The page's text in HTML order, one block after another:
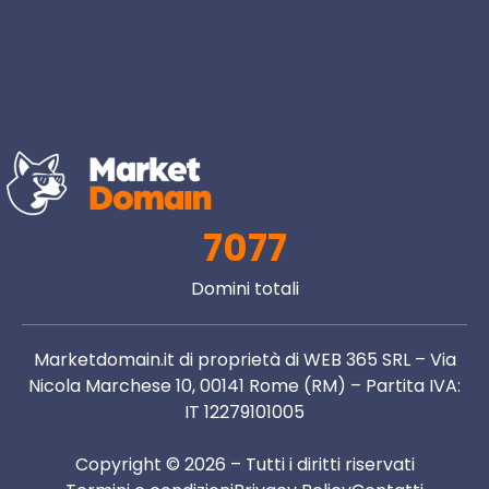
7077
Domini totali
Marketdomain.it di proprietà di WEB 365 SRL – Via
Nicola Marchese 10, 00141 Rome (RM) – Partita IVA:
IT 12279101005
Copyright © 2026 – Tutti i diritti riservati